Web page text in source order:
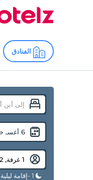
الفنادق
6 أغسـ خميـ
1 -إقامة ليلية